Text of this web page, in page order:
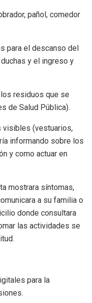
pañol, comedor
para el descanso del
y el ingreso y
residuos que se
de Salud Pública).
visibles (vestuarios,
informando sobre los
y como actuar en
mostrara síntomas,
a su familia o
donde consultara
las actividades se
para la